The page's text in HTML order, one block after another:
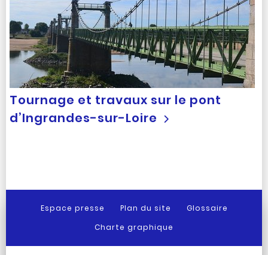
Tournage et travaux sur le pont
d’Ingrandes-sur-Loire
Espace presse Plan du site
Glossaire
Charte graphique